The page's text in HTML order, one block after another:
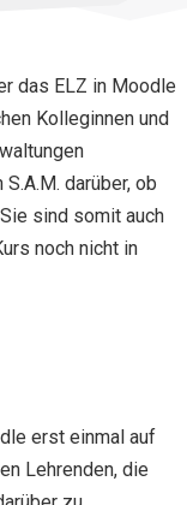
das ELZ in Moodle
Kolleginnen und
darüber, ob
sind somit auch
noch nicht in
erst einmal auf
Lehrenden, die